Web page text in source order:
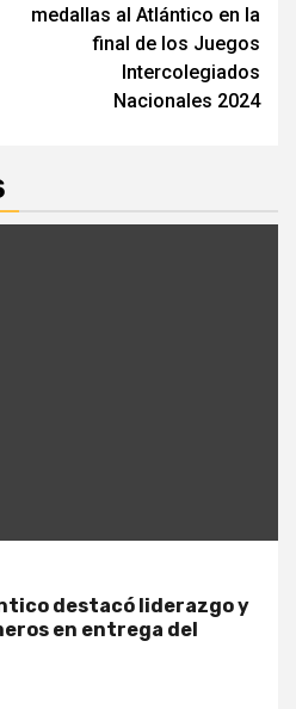
medallas al Atlántico en la
final de los Juegos
Intercolegiados
Nacionales 2024
destacó liderazgo y
en entrega del